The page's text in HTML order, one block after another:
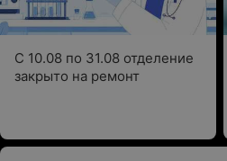
С 10.08 по 31.08 отделение
закрыто на ремонт